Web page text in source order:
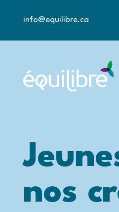
info@equilibre.ca
nos